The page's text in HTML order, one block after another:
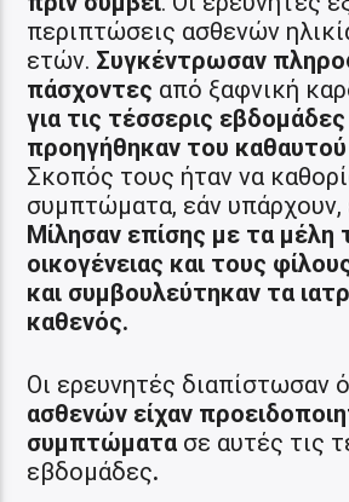
περιπτώσεις ασθενών
ετών. Συγκέντρωσαν
πάσχοντες από ξαφνική
για τις τέσσερις
προηγήθηκαν του
Σκοπός τους ήταν να
συμπτώματα, εάν υπάρχουν,
Μίλησαν επίσης με τα μέλη
οικογένειας και τους
και συμβουλεύτηκαν τα
καθενός.
Οι ερευνητές διαπίστωσαν
ασθενών είχαν
συμπτώματα σε αυτές τις
εβδομάδες.